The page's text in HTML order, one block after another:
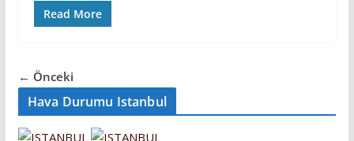
Read More
← Önceki
Hava Durumu Istanbul